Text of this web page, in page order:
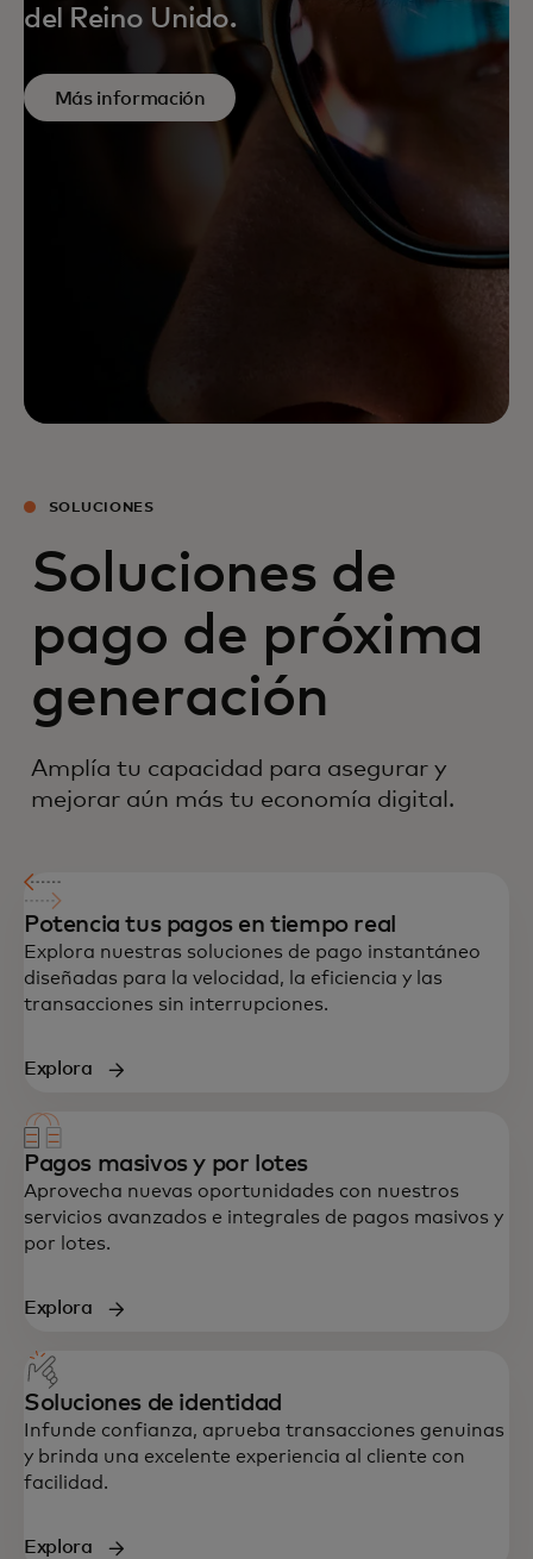
del Reino Unido.
Más información
SOLUCIONES
Soluciones de
pago de próxima
generación
Amplía tu capacidad para asegurar y
mejorar aún más tu economía digital.
Potencia tus pagos en tiempo real
Explora nuestras soluciones de pago instantáneo
diseñadas para la velocidad, la eficiencia y las
transacciones sin interrupciones.
Explora
Pagos masivos y por lotes
Aprovecha nuevas oportunidades con nuestros
servicios avanzados e integrales de pagos masivos y
por lotes.
Explora
Soluciones de identidad
Infunde confianza, aprueba transacciones genuinas
y brinda una excelente experiencia al cliente con
facilidad.
Explora